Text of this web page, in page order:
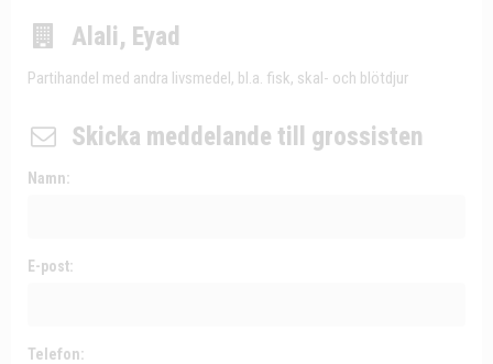
Alali, Eyad
Partihandel med andra livsmedel, bl.a. fisk, skal- och blötdjur
Skicka meddelande till grossisten
Namn:
E-post:
Telefon: